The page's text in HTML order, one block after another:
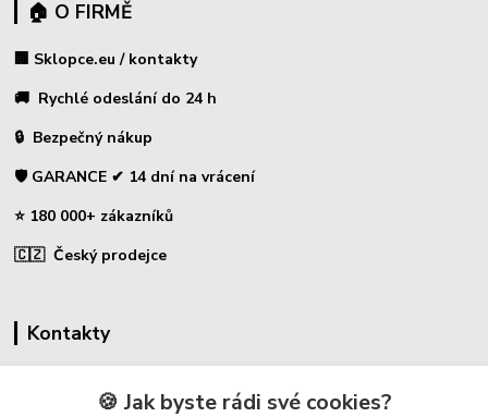
🏠 O FIRMĚ
🏢 Sklopce.eu / kontakty
🚚 Rychlé odeslání do 24 h
🔒 Bezpečný nákup
🛡️ GARANCE ✔ 14 dní na vrácení
⭐ 180 000+ zákazníků
🇨🇿 Český prodejce
Kontakty
🍪 Jak byste rádi své cookies?